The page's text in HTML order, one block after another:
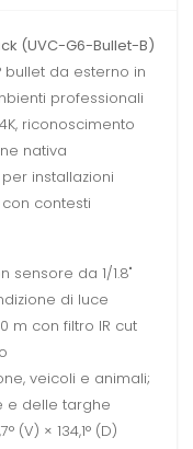
(UVC-G6-Bullet-B)
da esterno in
professionali
riconoscimento
nativa
installazioni
contesti
sensore da 1/1.8"
di luce
m con filtro IR cut
veicoli e animali;
e delle targhe
(V) × 134,1° (D)